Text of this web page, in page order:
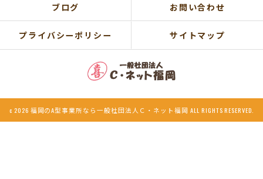
ブログ お問い合わせ
プライバシーポリシー サイトマップ
c 2026 福岡のA型事業所なら一般社団法人Ｃ・ネット福岡 ALL RIGHTS RESERVED.